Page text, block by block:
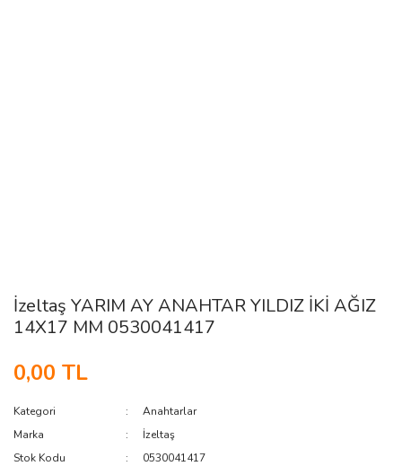
İzeltaş YARIM AY ANAHTAR YILDIZ İKİ AĞIZ
14X17 MM 0530041417
0,00 TL
Kategori
Anahtarlar
Marka
İzeltaş
Stok Kodu
0530041417